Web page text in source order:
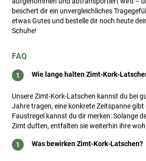
beschert dir ein unvergleichliches
etwas Gutes und bestelle dir noch heute
Schuhe!
FAQ
Wie lange halten Zimt-Kork-
Unsere Zimt-Kork-Latschen kannst du bei
Jahre tragen, eine konkrete Zeitspanne gibt
Faustregel kannst du dir merken: Solange
Zimt duften, entfalten sie weiterhin ihre
Was bewirken Zimt-Kork-Latschen?